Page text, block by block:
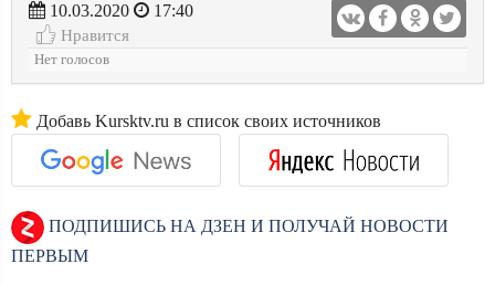
10.03.2020
17:40
Нравится
Нет голосов
Добавь Kursktv.ru в список своих источников
ПОДПИШИСЬ НА ДЗЕН И ПОЛУЧАЙ НОВОСТИ
ПЕРВЫМ